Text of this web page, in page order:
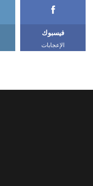
فيسبوك
الإعجابات